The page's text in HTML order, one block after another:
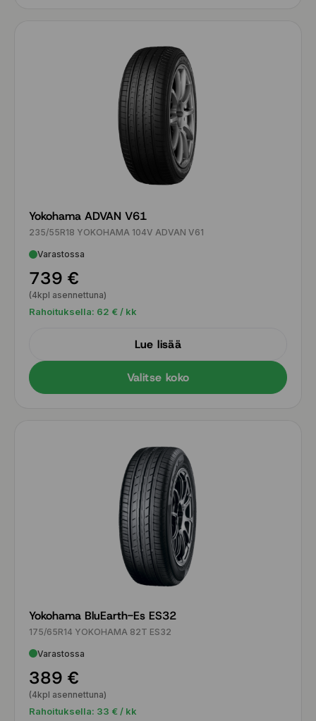
Yokohama ADVAN V61
235/55R18 YOKOHAMA 104V ADVAN V61
Varastossa
739 €
(4kpl asennettuna)
Rahoituksella: 62 € / kk
Lue lisää
Valitse koko
Yokohama BluEarth-Es ES32
175/65R14 YOKOHAMA 82T ES32
Varastossa
389 €
(4kpl asennettuna)
Rahoituksella: 33 € / kk